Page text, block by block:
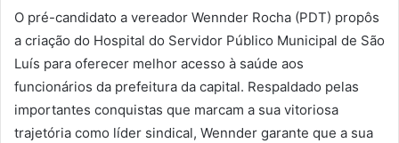
O pré-candidato a vereador Wennder Rocha (PDT) propôs
a criação do Hospital do Servidor Público Municipal de São
Luís para oferecer melhor acesso à saúde aos
funcionários da prefeitura da capital. Respaldado pelas
importantes conquistas que marcam a sua vitoriosa
trajetória como líder sindical, Wennder garante que a sua